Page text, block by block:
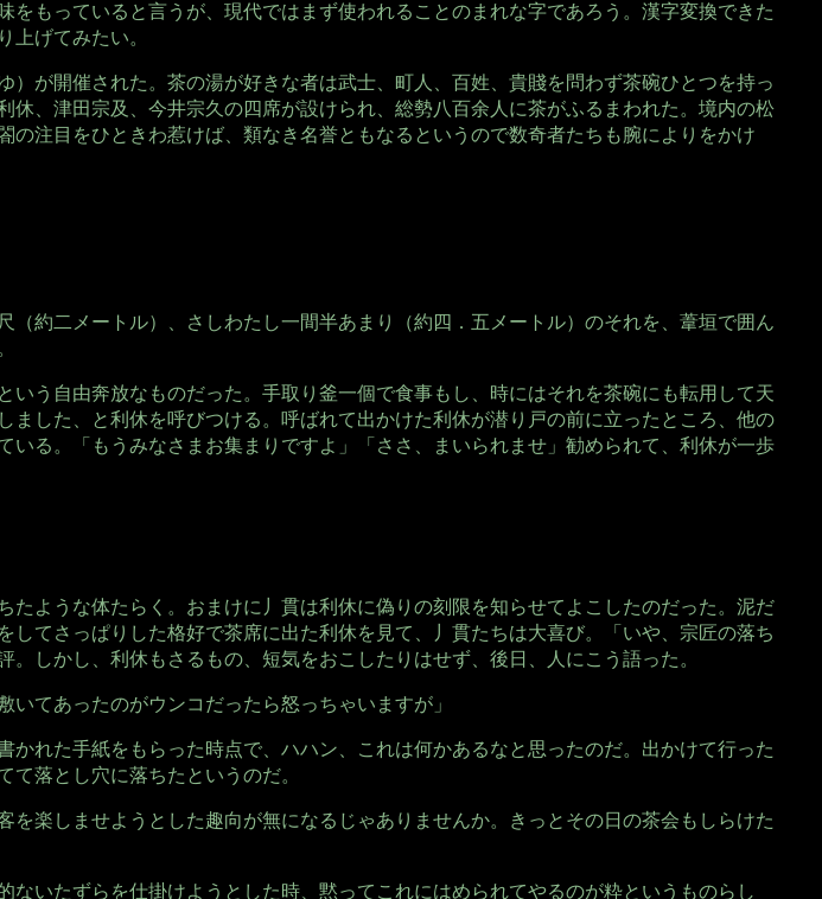
もっていると言うが、現代ではまず使われることのまれな字であろう。漢字変換できた
上げてみたい。
が開催された。茶の湯が好きな者は武士、町人、百姓、貴賤を問わず茶碗ひとつを持っ
、津田宗及、今井宗久の四席が設けられ、総勢八百余人に茶がふるまわれた。境内の松
注目をひときわ惹けば、類なき名誉ともなるというので数奇者たちも腕によりをかけ
約二メートル）、さしわたし一間半あまり（約四．五メートル）のそれを、葦垣で囲ん
う自由奔放なものだった。手取り釜一個で食事もし、時にはそれを茶碗にも転用して天
した、と利休を呼びつける。呼ばれて出かけた利休が潜り戸の前に立ったところ、他の
る。「もうみなさまお集まりですよ」「ささ、まいられませ」勧められて、利休が一歩
ような体たらく。おまけに丿貫は利休に偽りの刻限を知らせてよこしたのだった。泥だ
てさっぱりした格好で茶席に出た利休を見て、丿貫たちは大喜び。「いや、宗匠の落ち
しかし、利休もさるもの、短気をおこしたりはせず、後日、人にこう語った。
てあったのがウンコだったら怒っちゃいますが」
れた手紙をもらった時点で、ハハン、これは何かあるなと思ったのだ。出かけて行った
落とし穴に落ちたというのだ。
楽しませようとした趣向が無になるじゃありませんか。きっとその日の茶会もしらけた
いたずらを仕掛けようとした時、黙ってこれにはめられてやるのが粋というものらし